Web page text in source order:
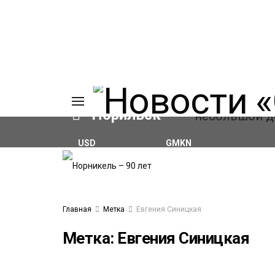
Норильск
USD
GMKN
Главная Метка Евгения Синицкая
Метка: Евгения Синицкая